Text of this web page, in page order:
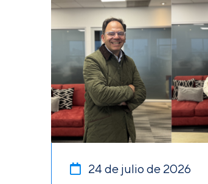
24 de julio de 2026